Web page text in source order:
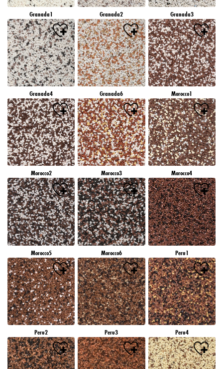
Granada1 Granada2 Granada3
Granada4 Granada6 Morocco1
Morocco2 Morocco3 Morocco4
Morocco5 Morocco6 Peru1
Peru2 Peru3 Peru4